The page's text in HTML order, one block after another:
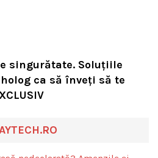
singurătate. Soluțiile
ca să înveți să te